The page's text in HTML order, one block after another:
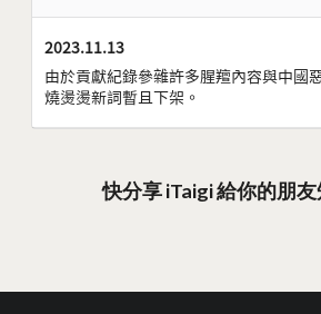
2023.11.13
由於貢獻紀錄參雜許多腥羶內容與中國
燒燙燙新詞暫且下架。
快分享 iTaigi 給你的朋友